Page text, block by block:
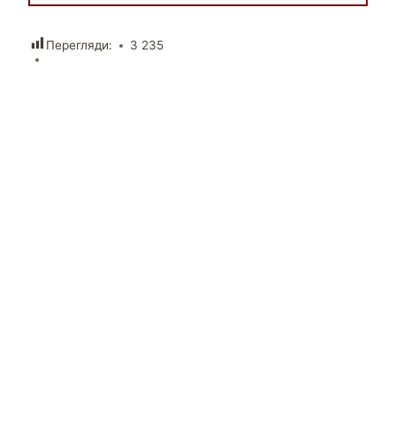
Перегляди: 3 235